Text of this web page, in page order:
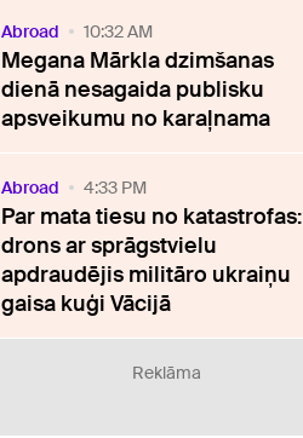
Abroad 10:32 AM
Megana Mārkla dzimšanas
dienā nesagaida publisku
apsveikumu no karaļnama
Abroad 4:33 PM
Par mata tiesu no katastrofas:
drons ar sprāgstvielu
apdraudējis militāro ukraiņu
gaisa kuģi Vācijā
Reklāma